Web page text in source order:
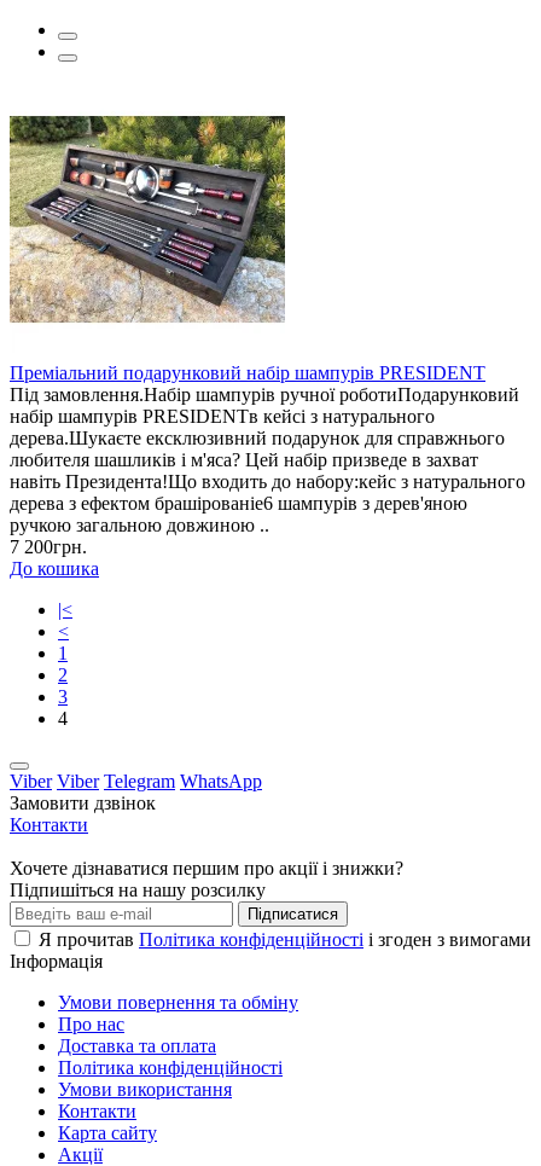
Преміальний подарунковий набір шампурів PRESIDENT
Під замовлення.Набір шампурів ручної роботиПодарунковий
набір шампурів PRESIDENTв кейсі з натурального
дерева.Шукаєте ексклюзивний подарунок для справжнього
любителя шашликів і м'яса? Цей набір призведе в захват
навіть Президента!Що входить до набору:кейс з натурального
дерева з ефектом брашірованіе6 шампурів з дерев'яною
ручкою загальною довжиною ..
7 200грн.
До кошика
|<
<
1
2
3
4
Viber Viber Telegram WhatsApp
Замовити дзвінок
Контакти
Хочете дізнаватися першим про акції і знижки?
Підпишіться на нашу розсилку
Підписатися
Я прочитав Політика конфіденційності і згоден з вимогами
Інформація
Умови повернення та обміну
Про нас
Доставка та оплата
Політика конфіденційності
Умови використання
Контакти
Карта сайту
Акції